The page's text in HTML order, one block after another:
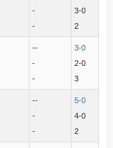
-
-
3-0
2
--
-
-
3-0
2-0
3
--
-
-
5-0
4-0
2